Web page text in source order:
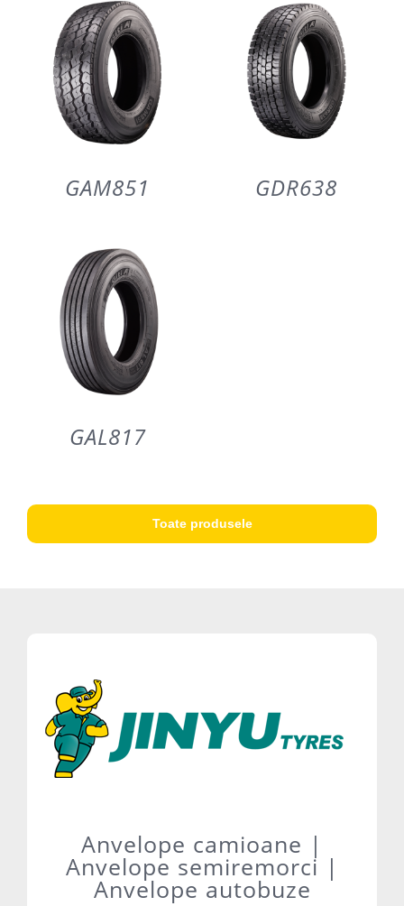
GAM851 GDR638
GAL817
Toate produsele
Anvelope camioane |
Anvelope semiremorci |
Anvelope autobuze